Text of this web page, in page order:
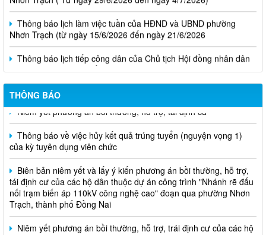
Thông báo lịch làm việc tuần của HĐND và UBND phường
Nhơn Trạch (từ ngày 15/6/2026 đến ngày 21/6/2026
Thông báo lịch tiếp công dân của Chủ tịch Hội đồng nhân dân
phường tại các khu phố trên địa bàn phường Nhơn Trạch năm
2026
THÔNG BÁO
Thông báo về việc hủy kết quả trúng tuyển (nguyện vọng 1)
của kỳ tuyên dụng viên chức
Biên bản niêm yết và lấy ý kiến phương án bồi thường, hỗ trợ,
tái định cư của các hộ dân thuộc dự án công trình "Nhánh rẽ đấu
nối trạm biến áp 110kV công nghệ cao" đoạn qua phường Nhơn
Trạch, thành phố Đồng Nai
Niêm yết phương án bồi thường, hỗ trợ, trái định cư của các hộ
dân có đất bị thu hồi và ảnh hưởng hành lang đường điện thuộc